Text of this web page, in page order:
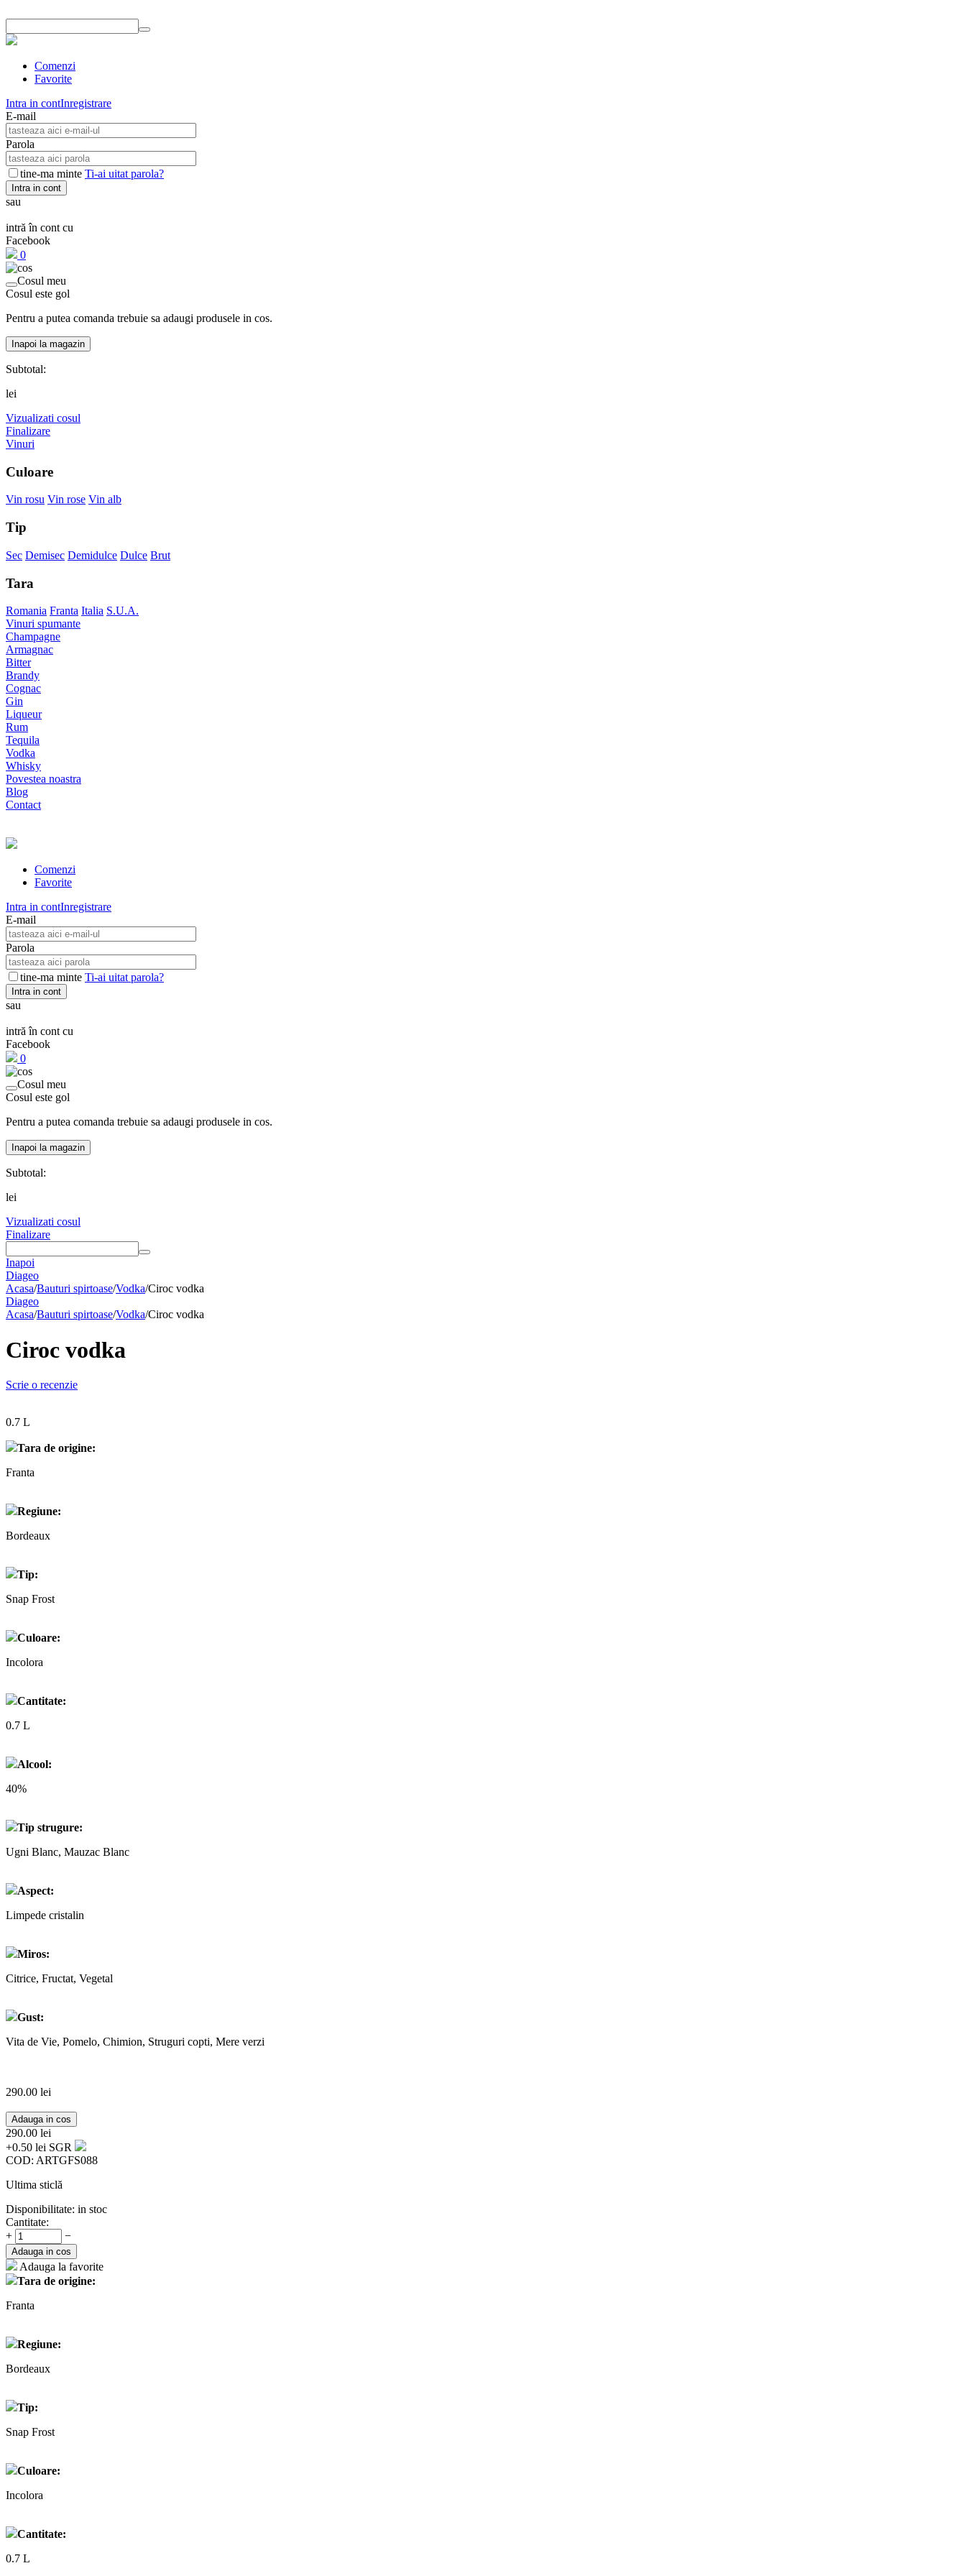
Comenzi
Favorite
Intra in contInregistrare
E-mail
Parola
tine-ma minte Ti-ai uitat parola?
Intra in cont
sau
intră în cont cu
Facebook
0
Cosul meu
Cosul este gol
Pentru a putea comanda trebuie sa adaugi produsele in cos.
Inapoi la magazin
Subtotal:
lei
Vizualizati cosul
Finalizare
Vinuri
Culoare
Vin rosu Vin rose Vin alb
Tip
Sec Demisec Demidulce Dulce Brut
Tara
Romania Franta Italia S.U.A.
Vinuri spumante
Champagne
Armagnac
Bitter
Brandy
Cognac
Gin
Liqueur
Rum
Tequila
Vodka
Whisky
Povestea noastra
Blog
Contact
Comenzi
Favorite
Intra in contInregistrare
E-mail
Parola
tine-ma minte Ti-ai uitat parola?
Intra in cont
sau
intră în cont cu
Facebook
0
Cosul meu
Cosul este gol
Pentru a putea comanda trebuie sa adaugi produsele in cos.
Inapoi la magazin
Subtotal:
lei
Vizualizati cosul
Finalizare
Inapoi
Diageo
Acasa/Bauturi spirtoase/Vodka/Ciroc vodka
Diageo
Acasa/Bauturi spirtoase/Vodka/Ciroc vodka
Ciroc vodka
Scrie o recenzie
0.7 L
Tara de origine:
Franta
Regiune:
Bordeaux
Tip:
Snap Frost
Culoare:
Incolora
Cantitate:
0.7 L
Alcool:
40%
Tip strugure:
Ugni Blanc, Mauzac Blanc
Aspect:
Limpede cristalin
Miros:
Citrice, Fructat, Vegetal
Gust:
Vita de Vie, Pomelo, Chimion, Struguri copti, Mere verzi
290.00 lei
Adauga in cos
290.00 lei
+0.50 lei SGR
COD: ARTGFS088
Ultima sticlă
Disponibilitate: in stoc
Cantitate:
+
−
Adauga in cos
Adauga la favorite
Tara de origine:
Franta
Regiune:
Bordeaux
Tip:
Snap Frost
Culoare:
Incolora
Cantitate:
0.7 L